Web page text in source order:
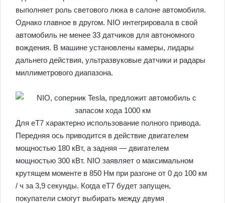
выполняет роль светового люка в салоне автомобиля.
Однако главное в другом. NIO интегрировала в свой
автомобиль не менее 33 датчиков для автономного
вождения. В машине установлены камеры, лидары
дальнего действия, ультразвуковые датчики и радары
миллиметрового диапазона.
Для eT7 характерно использование полного привода.
Передняя ось приводится в действие двигателем
мощностью 180 кВт, а задняя — двигателем
мощностью 300 кВт. NIO заявляет о максимальном
крутящем моменте в 850 Нм при разгоне от 0 до 100 км
/ ч за 3,9 секунды. Когда eT7 будет запущен,
покупатели смогут выбирать между двумя